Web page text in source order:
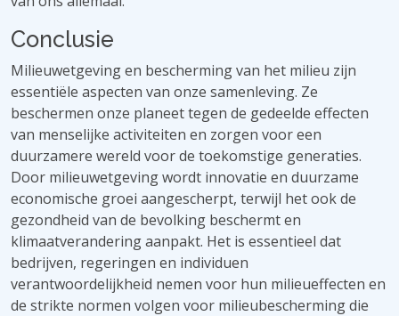
Conclusie
Milieuwetgeving en bescherming van het milieu zijn
essentiële aspecten van onze samenleving. Ze
beschermen onze planeet tegen de gedeelde effecten
van menselijke activiteiten en zorgen voor een
duurzamere wereld voor de toekomstige generaties.
Door milieuwetgeving wordt innovatie en duurzame
economische groei aangescherpt, terwijl het ook de
gezondheid van de bevolking beschermt en
klimaatverandering aanpakt. Het is essentieel dat
bedrijven, regeringen en individuen
verantwoordelijkheid nemen voor hun milieueffecten en
de strikte normen volgen voor milieubescherming die